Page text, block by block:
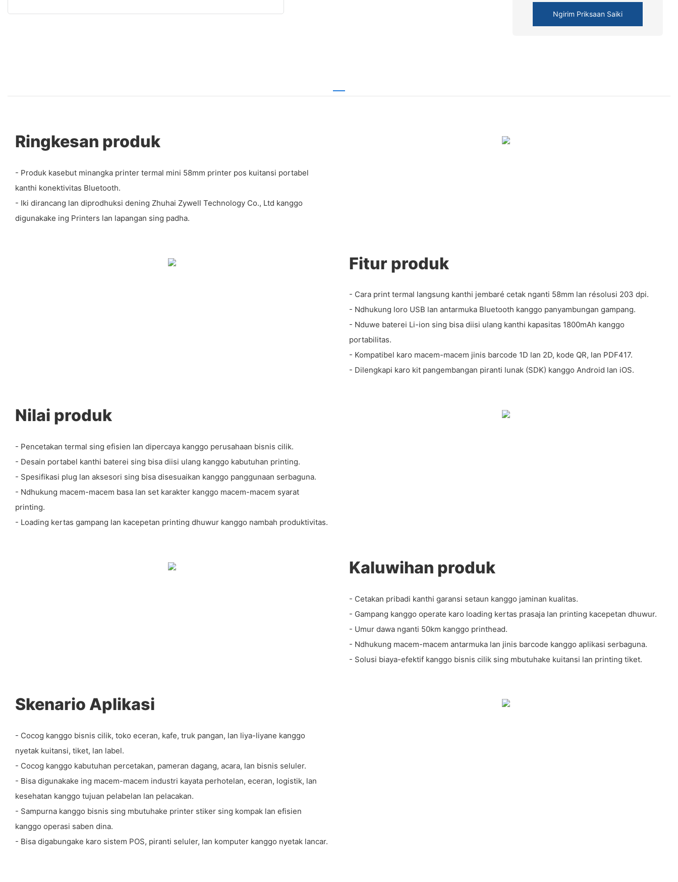
Ngirim Priksaan Saiki
Ringkesan produk
- Produk kasebut minangka printer termal mini 58mm printer pos kuitansi portabel
kanthi konektivitas Bluetooth.
- Iki dirancang lan diprodhuksi dening Zhuhai Zywell Technology Co., Ltd kanggo
digunakake ing Printers lan lapangan sing padha.
Fitur produk
- Cara print termal langsung kanthi jembaré cetak nganti 58mm lan résolusi 203 dpi.
- Ndhukung loro USB lan antarmuka Bluetooth kanggo panyambungan gampang.
- Nduwe baterei Li-ion sing bisa diisi ulang kanthi kapasitas 1800mAh kanggo
portabilitas.
- Kompatibel karo macem-macem jinis barcode 1D lan 2D, kode QR, lan PDF417.
- Dilengkapi karo kit pangembangan piranti lunak (SDK) kanggo Android lan iOS.
Nilai produk
- Pencetakan termal sing efisien lan dipercaya kanggo perusahaan bisnis cilik.
- Desain portabel kanthi baterei sing bisa diisi ulang kanggo kabutuhan printing.
- Spesifikasi plug lan aksesori sing bisa disesuaikan kanggo panggunaan serbaguna.
- Ndhukung macem-macem basa lan set karakter kanggo macem-macem syarat
printing.
- Loading kertas gampang lan kacepetan printing dhuwur kanggo nambah produktivitas.
Kaluwihan produk
- Cetakan pribadi kanthi garansi setaun kanggo jaminan kualitas.
- Gampang kanggo operate karo loading kertas prasaja lan printing kacepetan dhuwur.
- Umur dawa nganti 50km kanggo printhead.
- Ndhukung macem-macem antarmuka lan jinis barcode kanggo aplikasi serbaguna.
- Solusi biaya-efektif kanggo bisnis cilik sing mbutuhake kuitansi lan printing tiket.
Skenario Aplikasi
- Cocog kanggo bisnis cilik, toko eceran, kafe, truk pangan, lan liya-liyane kanggo
nyetak kuitansi, tiket, lan label.
- Cocog kanggo kabutuhan percetakan, pameran dagang, acara, lan bisnis seluler.
- Bisa digunakake ing macem-macem industri kayata perhotelan, eceran, logistik, lan
kesehatan kanggo tujuan pelabelan lan pelacakan.
- Sampurna kanggo bisnis sing mbutuhake printer stiker sing kompak lan efisien
kanggo operasi saben dina.
- Bisa digabungake karo sistem POS, piranti seluler, lan komputer kanggo nyetak lancar.